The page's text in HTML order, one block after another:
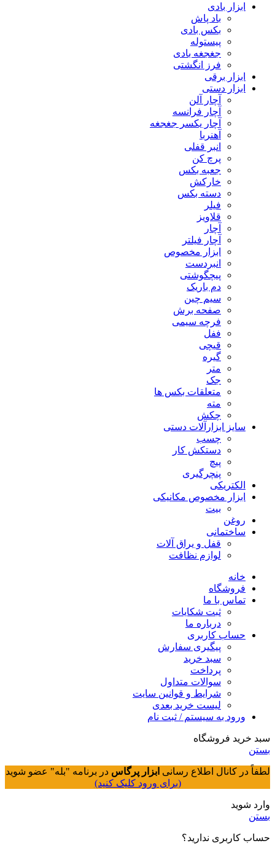
ابزار بادی
باد پاش
بکس بادی
پیستوله
جغجغه بادی
فرز انگشتی
ابزار برقی
ابزار دستی
آچار آلن
آچار فرانسه
آچار یکسر جغجغه
آهنربا
انبر قفلی
پرچ کن
جعبه بکس
خارکش
دسته بکس
فیلر
قلاویز
آچار
آچار فیلتر
ابزار مخصوص
انبردست
پیچگوشتی
دم باریک
سیم چین
صفحه برش
فرچه سیمی
ففل
قیچی
گیره
متر
جک
متعلقات بکس ها
مته
چکش
سایز ابزارآلات دستی
چسب
دستکش کار
پیچ
پنچرگیری
الکتریکی
ابزار مخصوص مکانیکی
بیت
روغن
ساختمانی
قفل و یراق آلات
لوازم نظافت
خانه
فروشگاه
تماس با ما
ثبت شکایات
درباره ما
حساب کاربری
پیگیری سفارش
سبد خرید
پرداخت
سوالات متداول
شرایط و قوانین سایت
لیست خرید بعدی
ورود به سیستم / ثبت نام
سبد خرید فروشگاه
بستن
لطفاً در کانال اطلاع رسانی ابزار پرگاس در برنامه "بله" عضو شوید
(برای ورود کلیک کنید)
وارد شوید
بستن
حساب کاربری ندارید؟